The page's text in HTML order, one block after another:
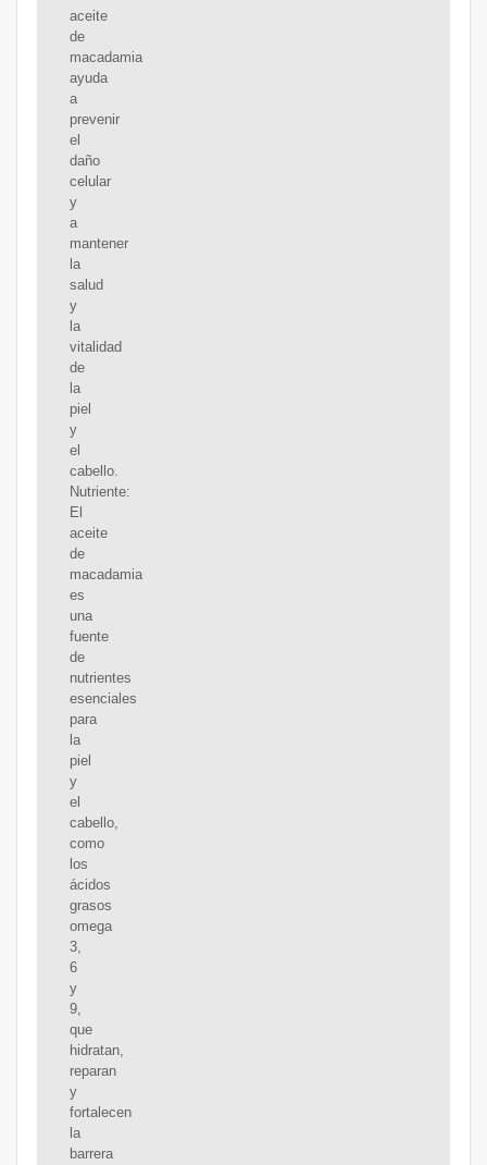
aceite
de
macadamia
ayuda
a
prevenir
el
daño
celular
y
a
mantener
la
salud
y
la
vitalidad
de
la
piel
y
el
cabello.
Nutriente:
El
aceite
de
macadamia
es
una
fuente
de
nutrientes
esenciales
para
la
piel
y
el
cabello,
como
los
ácidos
grasos
omega
3,
6
y
9,
que
hidratan,
reparan
y
fortalecen
la
barrera